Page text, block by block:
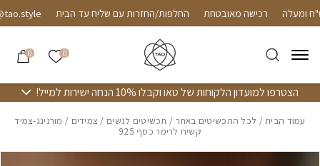
Skip to Contentרכישה מאובטחת החלפות/החזרות עם שליח עד הבית
0 הרשימה
0
הצטרפו למועדון הלקוחות של טאו וקבלו 10% הנחה ישירות למייל!
עמוד הבית/ לכל התכשיטים באתר / תכשיטים לנשים / צמידים / מורנינג-צמיד
קשיח לרימר כסף 925
אזל מהמלאי
בחזרה למעלה